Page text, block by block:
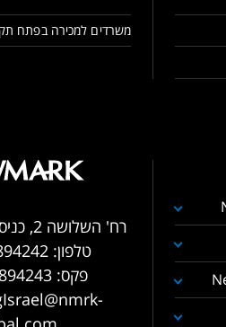
משרדים למכירה בפתח
רח' השלושה 2, כניסה B3, תל אביב
טלפון:
פקס: